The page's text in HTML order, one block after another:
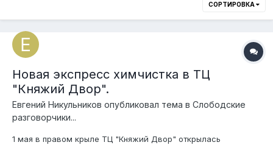
СОРТИРОВКА
Новая экспресс химчистка в ТЦ
"Княжий Двор".
Евгений Никульников опубликовал тема в Слободские
разговорчики...
1 мая в правом крыле ТЦ "Княжий Двор" открылась